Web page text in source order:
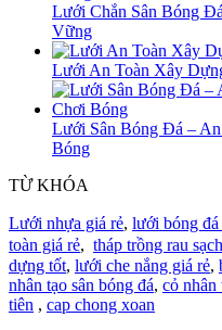
Lưới Chắn Sân Bóng
Vững
Lưới An Toàn Xây
Lưới Sân Bóng Đá –
Bóng
TỪ KHÓA
Lưới nhựa giá rẻ, lưới bóng đá
toàn giá rẻ, tháp trồng rau sạch
dựng tốt, lưới che nắng giá rẻ,
nhân tạo sân bóng đá, cỏ nhân
tiên , cap chong xoan